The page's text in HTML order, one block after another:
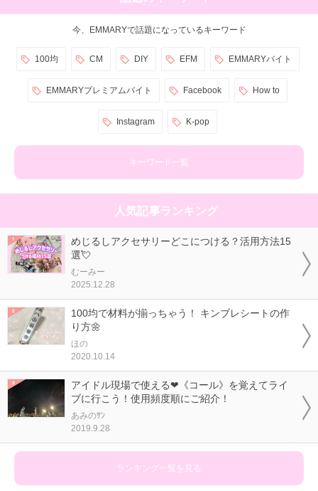
今、EMMARYで話題になっているキーワード
100均 CM DIY EFM EMMARYバイト
EMMARYプレミアムバイト Facebook How to
Instagram K-pop
キーワード一覧
人気記事ランキング
めじるしアクセサリーどこにつける？活用方法15
選💘
むーみー
2025.12.28
100均で材料が揃っちゃう！ キンブレシートの作
り方🌼
ほの
2020.10.14
アイドル現場で使える❤《コール》を覚えてライ
ブに行こう！使用頻度順にご紹介！
あみのｻﾝ
2019.9.28
ランキング一覧を見る